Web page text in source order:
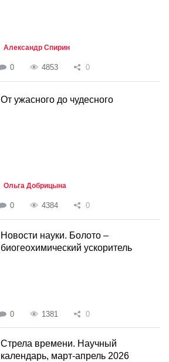
Александр Спирин
0 4853 0
От ужасного до чудесного
Ольга Добрицына
0 4384 0
Новости науки. Болото –
биогеохимический ускоритель
0 1381 0
Стрела времени. Научный
календарь, март-апрель 2026